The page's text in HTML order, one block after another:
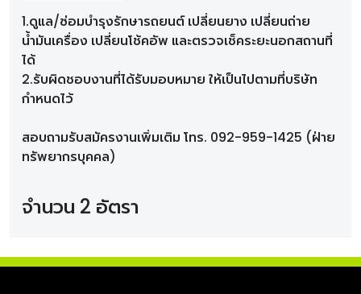
1.ดูแล/ซ่อมบำรุงรักษารถยนต์ เปลี่ยนยาง เปลี่ยนถ่าย
น้ำมันเครื่อง เปลี่ยนโช้คอัพ และตรวจเช็คระยะนอกสถานที่
ได้
2.รับผิดชอบงานที่ได้รับมอบหมาย ให้เป็นไปตามที่บริษัท
กำหนดไว้
สอบถามรับสมัครงานเพิ่มเติม โทร. 092-959-1425 (ฝ่าย
ทรัพยากรบุคคล)
จำนวน 2 อัตรา